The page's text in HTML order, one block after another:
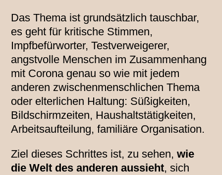
Das Thema ist grundsätzlich tauschbar,
es geht für kritische Stimmen,
Impfbefürworter, Testverweigerer,
angstvolle Menschen im Zusammenhang
mit Corona genau so wie mit jedem
anderen zwischenmenschlichen Thema
oder elterlichen Haltung: Süßigkeiten,
Bildschirmzeiten, Haushaltstätigkeiten,
Arbeitsaufteilung, familiäre Organisation.
Ziel dieses Schrittes ist, zu sehen,wie
die Welt des anderen aussieht, sich